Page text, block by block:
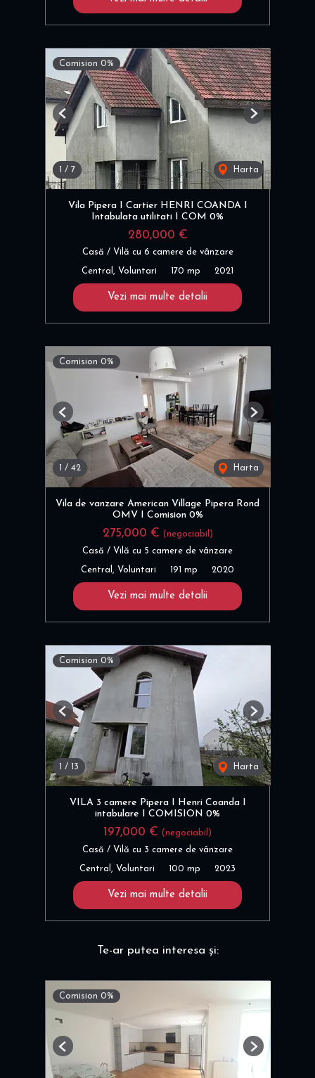
Comision 0%
1 / 7 Harta
Previous Next
Vila Pipera I Cartier HENRI COANDA I
Intabulata utilitati I COM 0%
280,000 €
Casă / Vilă cu 6 camere de vânzare
Central, Voluntari 170 mp 2021
Vezi mai multe detalii
Comision 0%
/ 42 Harta
Previous Next
Vila de vanzare American Village Pipera Rond
OMV I Comision 0%
275,000 € (negociabil)
Casă / Vilă cu 5 camere de vânzare
Central, Voluntari 191 mp 2020
Vezi mai multe detalii
Comision 0%
/ 13 Harta
Previous Next
VILA 3 camere Pipera I Henri Coanda I
intabulare I COMISION 0%
197,000 € (negociabil)
Casă / Vilă cu 3 camere de vânzare
Central, Voluntari 100 mp 2023
Vezi mai multe detalii
Te-ar putea interesa și:
Comision 0%
Previous Next